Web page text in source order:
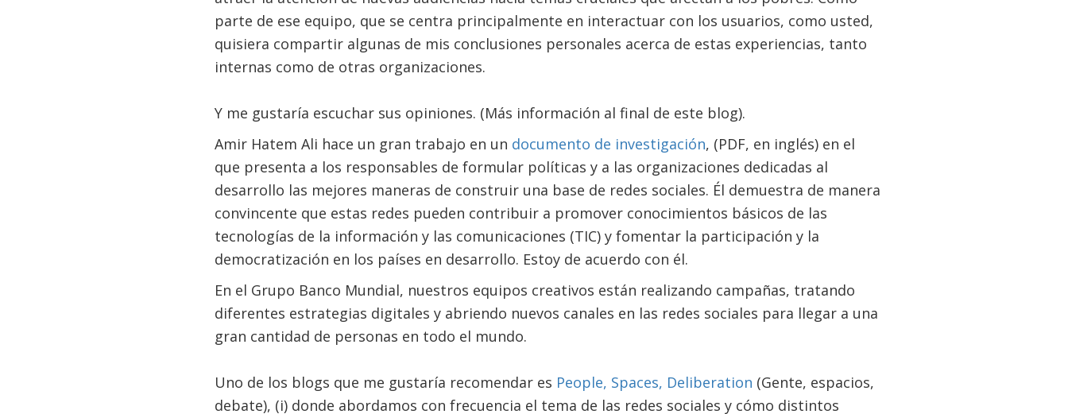
parte de ese equipo, que se centra principalmente en interactuar con los usuarios, como usted,
quisiera compartir algunas de mis conclusiones personales acerca de estas experiencias, tanto
internas como de otras organizaciones.
Y me gustaría escuchar sus opiniones. (Más información al final de este blog).
Amir Hatem Ali hace un gran trabajo en un documento de investigación, (PDF, en inglés) en el
que presenta a los responsables de formular políticas y a las organizaciones dedicadas al
desarrollo las mejores maneras de construir una base de redes sociales. Él demuestra de manera
convincente que estas redes pueden contribuir a promover conocimientos básicos de las
tecnologías de la información y las comunicaciones (TIC) y fomentar la participación y la
democratización en los países en desarrollo. Estoy de acuerdo con él.
En el Grupo Banco Mundial, nuestros equipos creativos están realizando campañas, tratando
diferentes estrategias digitales y abriendo nuevos canales en las redes sociales para llegar a una
gran cantidad de personas en todo el mundo.
Uno de los blogs que me gustaría recomendar es People, Spaces, Deliberation (Gente, espacios,
debate), (i) donde abordamos con frecuencia el tema de las redes sociales y cómo distintos